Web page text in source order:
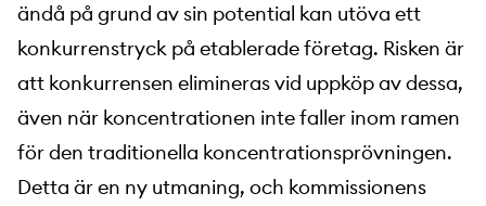
ändå på grund av sin potential kan utöva ett
konkurrenstryck på etablerade företag. Risken är
att konkurrensen elimineras vid uppköp av dessa,
även när koncentrationen inte faller inom ramen
för den traditionella koncentrationsprövningen.
Detta är en ny utmaning, och kommissionens